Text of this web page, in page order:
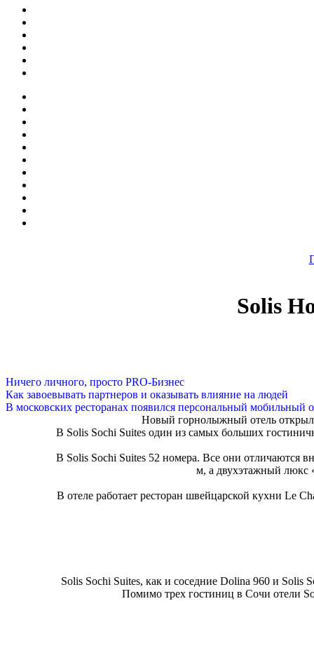
Solis
Ничего личного, просто PRO-Бизнес
Как завоевывать партнеров и оказывать влияние на людей
В московских ресторанах появился персональный мобильный
Новый горнолыжный отель
В Solis Sochi Suites один из самых больших
В Solis Sochi Suites 52 номера. Все они отличаются
м, а двухэтажный люкс
В отеле работает ресторан швейцарской кухни Le
Solis Sochi Suites, как и соседние Dolina 960 и Solis
Помимо трех гостиниц в Сочи отели